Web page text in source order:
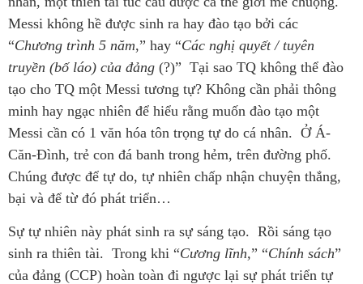
Messi không hề được sinh ra hay đào tạo bởi các
“Chương trình 5 năm,” hay “Các nghị quyết / tuyên
truyền (bố láo) của đảng (?)” Tại sao TQ không thể đào
tạo cho TQ một Messi tương tự? Không cần phải thông
minh hay ngạc nhiên để hiểu rằng muốn đào tạo một
Messi cần có 1 văn hóa tôn trọng tự do cá nhân. Ở Á-
Căn-Đình, trẻ con đá banh trong hẻm, trên đường phố.
Chúng được để tự do, tự nhiên chấp nhận chuyện thắng,
bại và để từ đó phát triển…
Sự tự nhiên này phát sinh ra sự sáng tạo. Rồi sáng tạo
sinh ra thiên tài. Trong khi “Cương lĩnh,” “Chính sách”
của đảng (CCP) hoàn toàn đi ngược lại sự phát triển tự